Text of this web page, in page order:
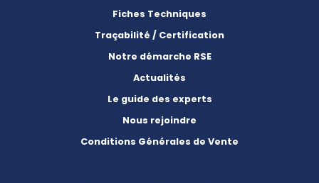
Fiches Techniques
Traçabilité / Certification
Notre démarche RSE
Actualités
Le guide des experts
Nous rejoindre
Conditions Générales de Vente